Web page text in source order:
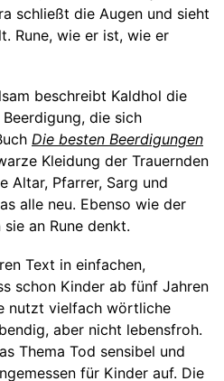
schließt die Augen und sieht
Rune, wie er ist, wie er
beschreibt Kaldhol die
die sich
Die besten Beerdigungen
Kleidung der Trauernden
Altar, Pfarrer, Sarg und
alle neu. Ebenso wie der
an Rune denkt.
Text in einfachen,
schon Kinder ab fünf Jahren
nutzt vielfach wörtliche
aber nicht lebensfroh.
Thema Tod sensibel und
für Kinder auf. Die